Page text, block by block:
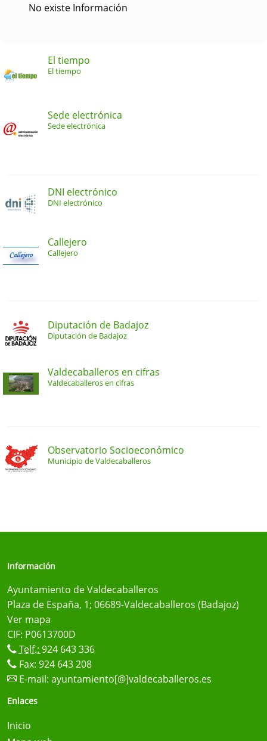
No existe Información
El tiempo
El tiempo
Sede electrónica
Sede electrónica
DNI electrónico
DNI electrónico
Callejero
Callejero
Diputación de Badajoz
Diputación de Badajoz
Valdecaballeros en cifras
Valdecaballeros en cifras
Observatorio Socioeconómico
Municipio de Valdecaballeros
Información
Ayuntamiento de Valdecaballeros
Plaza de España, 1; 06689-Valdecaballeros (Badajoz)
Ver mapa
CIF: P0613700D
Telf.: 924 643 336
Fax: 924 643 208
E-mail: ayuntamiento[@]valdecaballeros.es
Enlaces
Inicio